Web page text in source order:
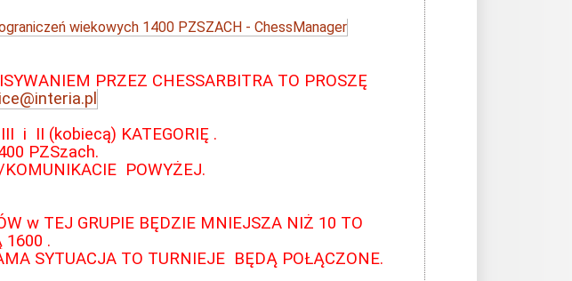
wiekowych 1400 PZSZACH - ChessManager
PRZEZ CHESSARBITRA TO PROSZĘ
i II (kobiecą) KATEGORIĘ .
PZSzach.
POWYŻEJ.
w TEJ GRUPIE BĘDZIE MNIEJSZA NIŻ 10 TO
1600 .
SYTUACJA TO TURNIEJE BĘDĄ POŁĄCZONE.